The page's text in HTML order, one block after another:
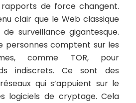
de force changent.
clair que le Web classique
surveillance gigantesque.
personnes comptent sur les
comme TOR, pour
indiscrets. Ce sont des
qui s’appuient sur le
logiciels de cryptage. Cela